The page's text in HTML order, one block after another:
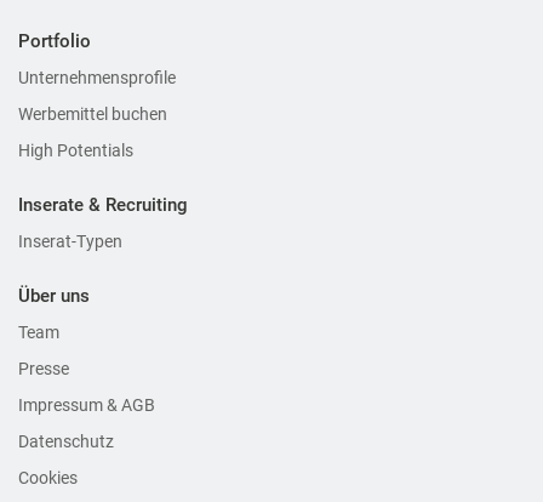
Portfolio
Unternehmensprofile
Werbemittel buchen
High Potentials
Inserate & Recruiting
Inserat-Typen
Über uns
Team
Presse
Impressum & AGB
Datenschutz
Cookies